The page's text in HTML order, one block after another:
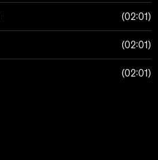
02:01
02:01
02:01